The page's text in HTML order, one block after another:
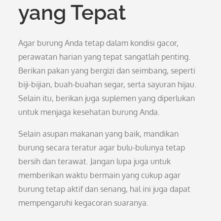
yang Tepat
Agar burung Anda tetap dalam kondisi gacor,
perawatan harian yang tepat sangatlah penting.
Berikan pakan yang bergizi dan seimbang, seperti
biji-bijian, buah-buahan segar, serta sayuran hijau.
Selain itu, berikan juga suplemen yang diperlukan
untuk menjaga kesehatan burung Anda.
Selain asupan makanan yang baik, mandikan
burung secara teratur agar bulu-bulunya tetap
bersih dan terawat. Jangan lupa juga untuk
memberikan waktu bermain yang cukup agar
burung tetap aktif dan senang, hal ini juga dapat
mempengaruhi kegacoran suaranya.